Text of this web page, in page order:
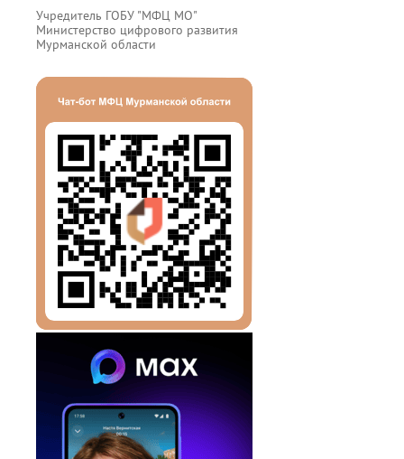
Учредитель ГОБУ "МФЦ МО"
Министерство цифрового развития
Мурманской области